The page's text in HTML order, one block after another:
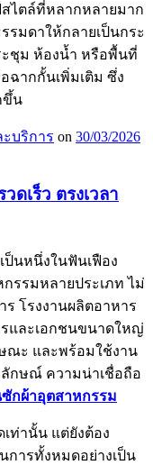
ไตล์ที่หลากหลายมาก
รมดาให้กลายเป็นกระ
ะชุม ห้องน้ำ หรือพื้นที่
ฉากกั้นเพิ่มเติม ซึ่ง
ขึ้น
บริการ on 30/03/2026
ดเร็ว ตรงเวลา
ป็นหนึ่งในฟันเฟือง
รรมหลายประเภท ไม่
ร โรงงานผลิตอาหาร
และเอกชนขนาดใหญ่
ณะ และพร้อมใช้งาน
ลักษณ์ ความน่าเชื่อถือ
ซักผ้าอุตสาหกรรม
ท่านั้น แต่ยังต้อง
การทั้งหมดอย่างเป็น